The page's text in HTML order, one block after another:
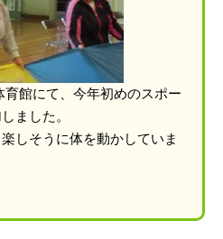
育館にて、今年初めのスポー
ました。
しそうに体を動かしていま